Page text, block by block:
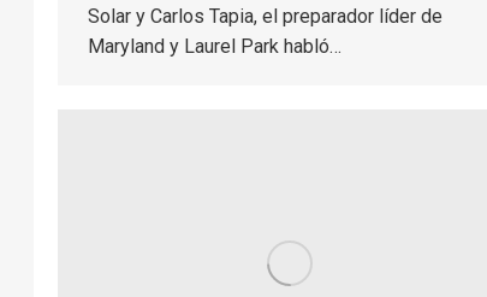
Solar y Carlos Tapia, el preparador líder de
Maryland y Laurel Park habló…